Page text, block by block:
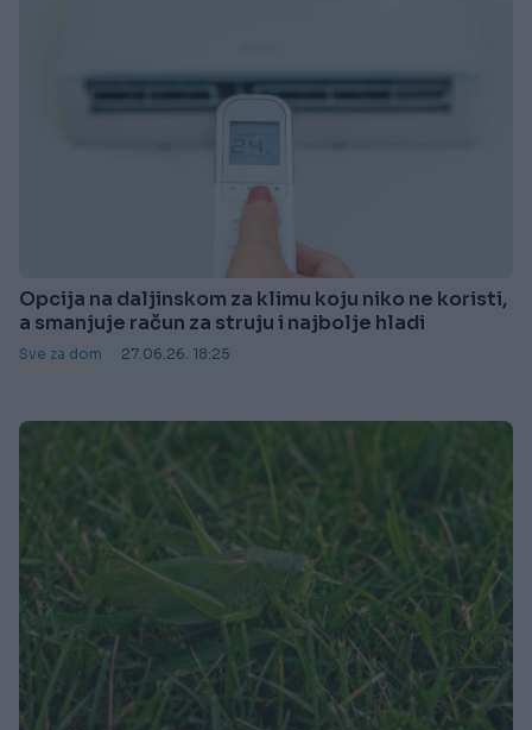
Opcija na daljinskom za klimu koju niko ne koristi,
a smanjuje račun za struju i najbolje hladi
Sve za dom 27.06.26. 18:25